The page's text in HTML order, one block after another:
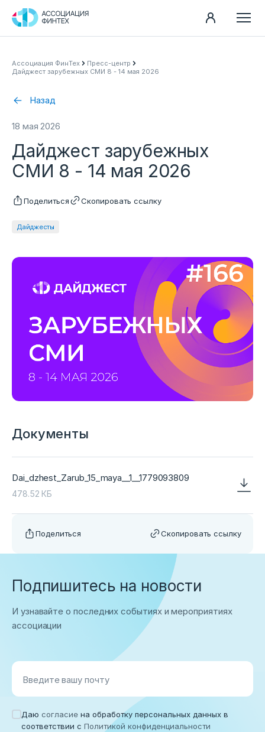
Ассоциация
Пресс-центр
Карьера
Контакты
Документы
Ассоциация ФинТех
Пресс-центр
Дайджест зарубежных СМИ 8 - 14 мая 2026
Назад
18 мая 2026
Дайджесты
Дайджест зарубежных
СМИ 8 - 14 мая 2026
Поделиться Скопировать ссылку
Документы
Dai_dzhest_Zarub_15_maya__1__1779093809
478.52 КБ
Поделиться Скопировать ссылку
Подпишитесь на новости
И узнавайте о последних событиях и мероприятиях
ассоциации
Введите вашу почту
Даю согласие на обработку персональных данных в
соответствии с Политикой конфиденциальности